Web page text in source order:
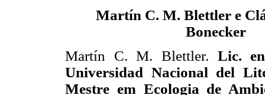
Martín C. M. Blettler e
Bonecker
Martín C. M. Blettler. Lic.
Universidad Nacional del
Mestre em Ecologia de